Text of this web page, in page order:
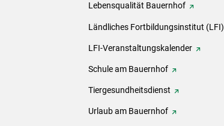
Lebensqualität Bauernhof
Ländliches Fortbildungsinstitut (LFI)
LFI-Veranstaltungskalender
Schule am Bauernhof
Tiergesundheitsdienst
Urlaub am Bauernhof